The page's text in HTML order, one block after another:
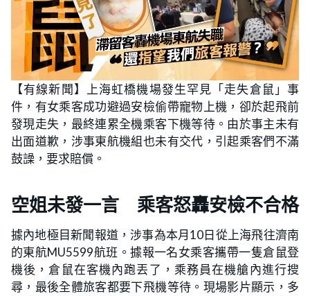
【有線新聞】上海虹橋機場發生罕見「走失倉鼠」事
件，有女乘客成功避過安檢偷帶寵物上機，卻於起飛前
發現走失，最終連累全機乘客下機等待。由於事主未有
出面道歉，涉事東航機組也未有交代，引起乘客們不滿
鼓譟，要求賠償。
空姐未發一言 乘客怒轟安檢不合格
據內地極目新聞報道，涉事為本月10日從上海飛往濟南
的東航MU5599航班。據報一名女乘客攜帶一隻倉鼠登
機後，倉鼠在客機內跑丟了，乘務員在機艙內進行搜
尋，最後全體旅客都要下飛機等待。現場影片顯示，多